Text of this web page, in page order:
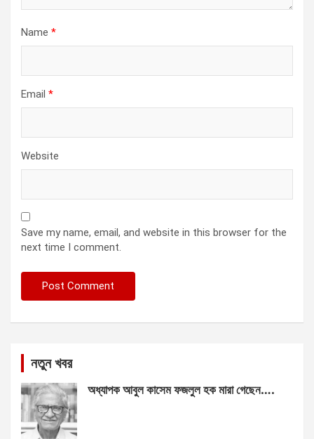
Name *
Email *
Website
Save my name, email, and website in this browser for the
next time I comment.
নতুন খবর
অধ্যাপক আবুল কাসেম ফজলুল হক মারা গেছেন….